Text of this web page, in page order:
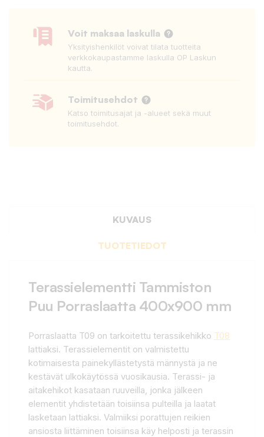
Voit maksaa laskulla
Yksityishenkilöt voivat tilata tuotteita
verkkokaupastamme laskulla OP Laskun
kautta.
Toimitusehdot
Katso toimitusajat ja -alueet sekä muut
toimitusehdot.
KUVAUS
TUOTETIEDOT
Terassielementti Tammiston
Puu Porraslaatta 400x900 mm
Porraslaatta T09 on tarkoitettu terassikehikko T08
lattiaksi. Terassielementit on valmistettu
kotimaisesta painekyllästetystä männystä ja ne
kestävät ulkokäytössä vuosikausia. Terassi- ja
aitakehikot kasataan ruuveilla, jonka jälkeen
elementit yhdistetään toisiinsa pulteilla ja laatat
lasketaan lattiaksi. Valmiiksi porattujen reikien
ansiosta liittäminen toisiinsa käy helposti ja terassin